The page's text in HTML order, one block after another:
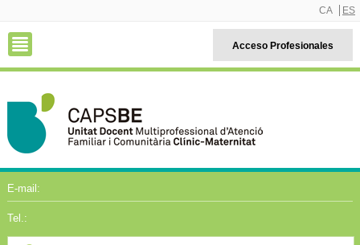
CA ES
Acceso Profesionales
E-mail:
Tel.: